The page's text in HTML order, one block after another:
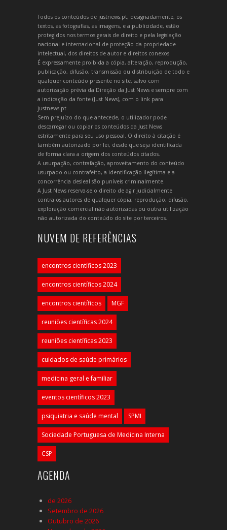
Todos os conteúdos de justnews.pt, designadamente, os
textos, as fotografias, as imagens, e a publicidade, estão
protegidos nos termos gerais de direito e pela legislação
nacional e internacional de proteção da propriedade
intelectual, dos direitos de autor e direitos conexos.
É expressamente proibida a cópia, alteração, reprodução,
publicação, difusão, transmissão ou distribuição de todo e
qualquer conteúdo presente no site, salvo com
autorização prévia da Direção da Just News e sempre com
a indicação da fonte (Just News), com o link para
justnews.pt.
Sem prejuízo do que antecede, o utilizador pode
descarregar ou copiar os conteúdos da Just News
estritamente para seu uso pessoal. O direito à citação é
também autorizado por lei, desde que seja identificada
de forma clara a origem dos conteúdos citados.
A usurpação, contrafação, aproveitamento do conteúdo
usurpado ou contrafeito, a identificação ilegítima e a
concorrência desleal são puníveis criminalmente.
A Just News reserva-se o direito de agir judicialmente
contra os autores de qualquer cópia, reprodução, difusão,
exploração comercial não autorizadas ou outra utilização
não autorizada do conteúdo do site por terceiros.
NUVEM DE REFERÊNCIAS
encontros científicos 2023
encontros científicos 2024
encontros científicos MGF
reuniões científicas 2024
reuniões científicas 2023
cuidados de saúde primários
medicina geral e familiar
eventos científicos 2023
psiquiatria e saúde mental SPMI
Sociedade Portuguesa de Medicina Interna
CSP
AGENDA
de 2026
Setembro de 2026
Outubro de 2026